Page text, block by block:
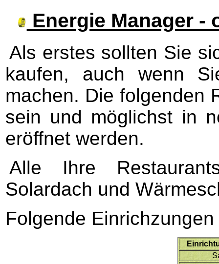
Energie Manager -
Als erstes sollten Sie
kaufen, auch wenn
machen. Die folgenden
sein und möglichst in
eröffnet werden.
Alle Ihre
Solardach und
Folgende